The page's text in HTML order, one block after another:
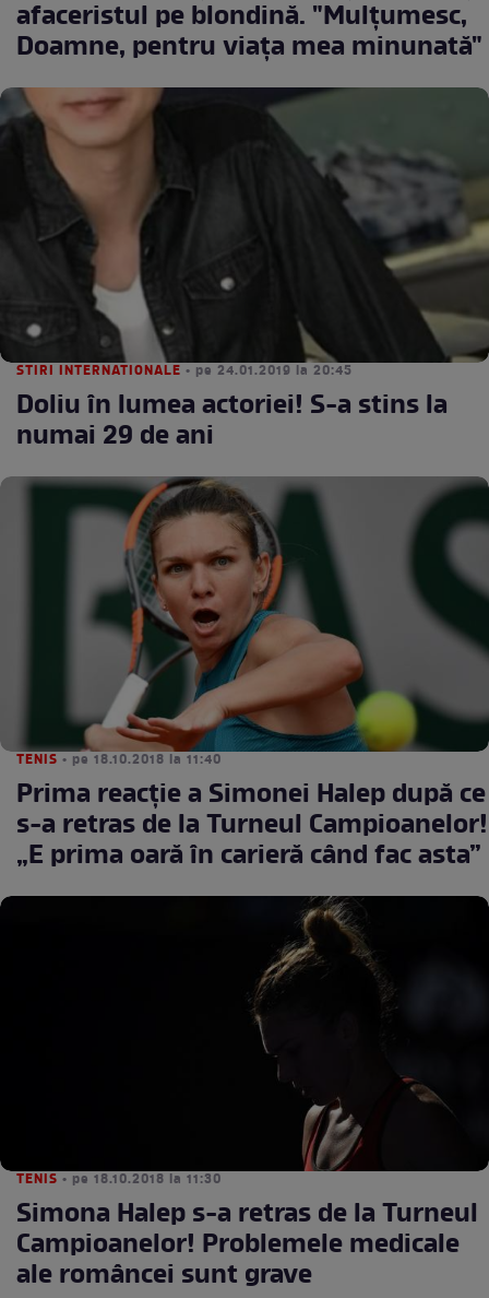
afaceristul pe blondină. "Mulțumesc,
Doamne, pentru viața mea minunată"
STIRI INTERNATIONALE • pe 24.01.2019 la 20:45
Doliu în lumea actoriei! S-a stins la
numai 29 de ani
TENIS • pe 18.10.2018 la 11:40
Prima reacţie a Simonei Halep după ce
s-a retras de la Turneul Campioanelor!
„E prima oară în carieră când fac asta”
TENIS • pe 18.10.2018 la 11:30
Simona Halep s-a retras de la Turneul
Campioanelor! Problemele medicale
ale româncei sunt grave